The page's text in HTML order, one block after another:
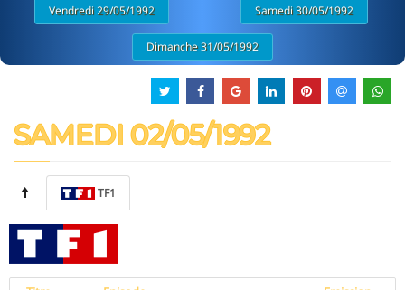
Vendredi 29/05/1992 Samedi 30/05/1992
Dimanche 31/05/1992
SAMEDI 02/05/1992
TF1